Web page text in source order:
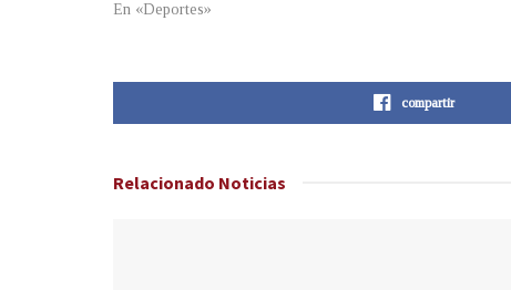
En «Deportes»
compartir
Relacionado Noticias